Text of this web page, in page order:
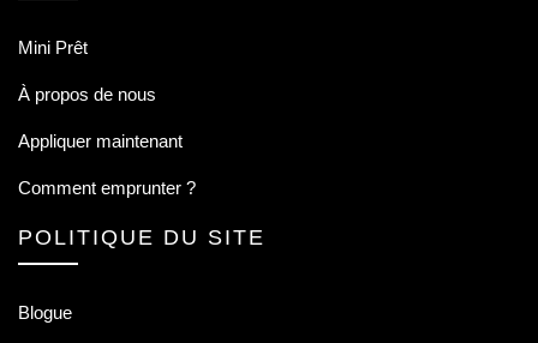
Mini Prêt
À propos de nous
Appliquer maintenant
Comment emprunter ?
POLITIQUE DU SITE
Blogue